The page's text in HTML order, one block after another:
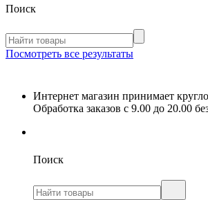
Поиск
Посмотреть все результаты
Интернет магазин принимает
Обработка заказов с 9.00 до 20.00
Поиск